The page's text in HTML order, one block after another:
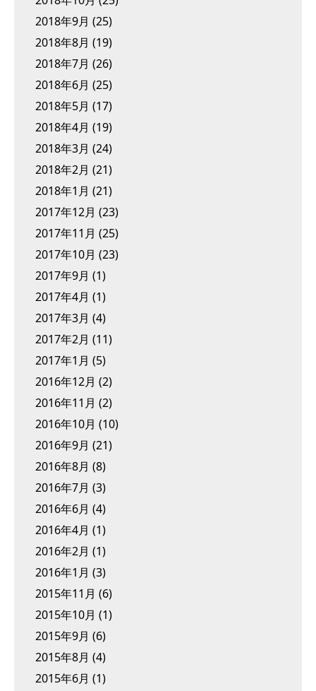
2018年9月 (25)
2018年8月 (19)
2018年7月 (26)
2018年6月 (25)
2018年5月 (17)
2018年4月 (19)
2018年3月 (24)
2018年2月 (21)
2018年1月 (21)
2017年12月 (23)
2017年11月 (25)
2017年10月 (23)
2017年9月 (1)
2017年4月 (1)
2017年3月 (4)
2017年2月 (11)
2017年1月 (5)
2016年12月 (2)
2016年11月 (2)
2016年10月 (10)
2016年9月 (21)
2016年8月 (8)
2016年7月 (3)
2016年6月 (4)
2016年4月 (1)
2016年2月 (1)
2016年1月 (3)
2015年11月 (6)
2015年10月 (1)
2015年9月 (6)
2015年8月 (4)
2015年6月 (1)